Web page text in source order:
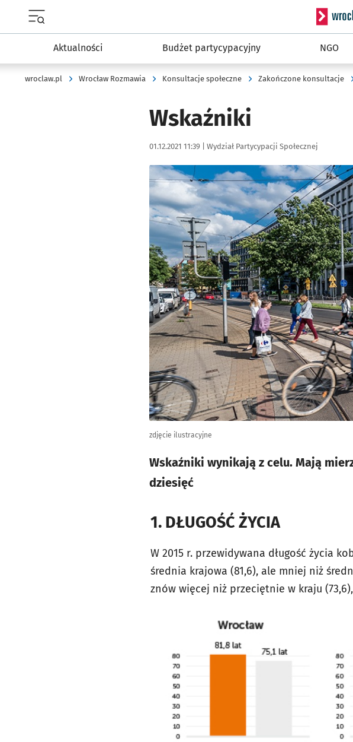
Serwis
Aktualności Budżet partycypacyjny NGO
wroclaw.pl Wrocław Rozmawia Konsultacje społeczne Zakończone konsultacje
Wskaźniki
Data publikacji:
01.12.2021 11:39 | Autor:
Wydział Partycypacji Społecznej
Kliknij, aby powiększyć
zdjęcie ilustracyjne
Wskaźniki wynikają z celu. Mają
dziesięć
1. DŁUGOŚĆ ŻYCIA
W 2015 r. przewidywana długość życia
średnia krajowa (81,6), ale mniej niż
znów więcej niż przeciętnie w kraju